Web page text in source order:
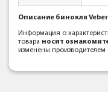
Описание бинокля Veber
Информация о
товара носит
изменены производителем